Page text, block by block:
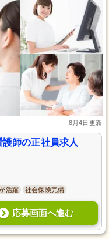
8月4日更新
師の正社員求人
活躍 社会保険完備
応募画面へ進む